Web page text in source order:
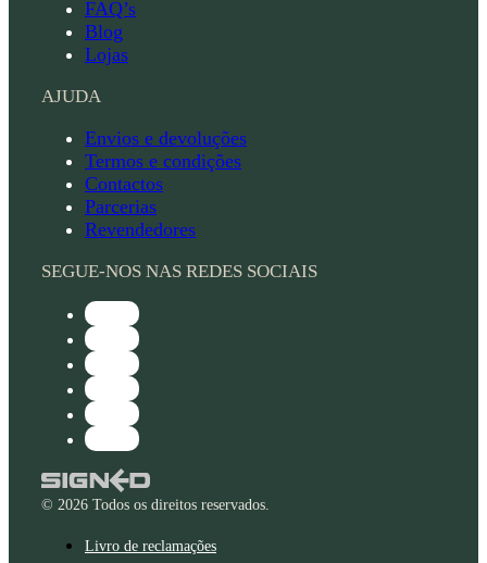
FAQ’s
Blog
Lojas
AJUDA
Envios e devoluções
Termos e condições
Contactos
Parcerias
Revendedores
SEGUE-NOS NAS REDES SOCIAIS
© 2026 Todos os direitos reservados.
Livro de reclamações